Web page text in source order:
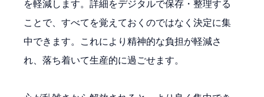
を軽減します。詳細をデジタルで保存・整理する
ことで、すべてを覚えておくのではなく決定に集
中できます。これにより精神的な負担が軽減さ
れ、落ち着いて生産的に過ごせます。